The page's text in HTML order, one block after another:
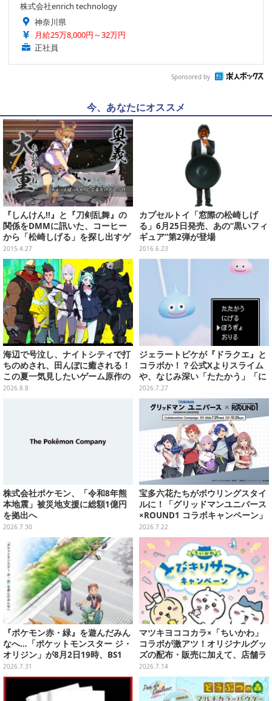
株式会社enrich technology
神奈川県
月給25万8,000円～32万円
正社員
Sponsored by
今、あなたにオススメ
『しんけん!!』と『刀剣乱舞』の
関係をDMMに訊いた、コーヒー
から「松崎しげる」を探し出すゲ
ーム、東方Project第15弾『紺珠
伝』発表！“うどんげ”も自機に、
など…先週のまとめ(4/20～4/26)
2015.4.27
カプセルトイ「窓際の松崎しげ
る」6月25日発売、あの“黒いフィ
ギュア”第2弾が登場
2016.6.23
海辺で号泣し、ナイトシティで打
ちのめされ、田んぼに癒される！
この夏一気見したいゲーム原作の
名作アニメ10選を一挙紹介【特
2026.8.8
ジェラートピケが『ドラクエ』と
コラボか！？公式Xよりスライム
や、なじみ深い「たたかう」「に
げる」のコマンドウィンドウが投
稿
2026.7.27
株式会社ポケモン、「令和8年熊
本地震」被災地支援に総額1億円
を拠出へ
2026.7.30
宝多六花たちがボウリングスタイ
ルに！「グリッドマンユニバース
×ROUND1 コラボキャンペーン」
開催決定、企画やグッズ販売を実
施
2026.7.22
『ポケモン赤・緑』を遊んだみん
なへ…「ポケットモンスター ジ・
オリジン」が8月2日19時、BS1
2・日曜アニメ劇場で放送！
2026.7.31
マツキヨココカラ×「ちいかわ」
コラボが激アツ！オリジナルグッ
ズの配布・販売に加えて、店舗ラ
ッピングや”花火打ち上げ”まで盛
り沢山
2026.7.14